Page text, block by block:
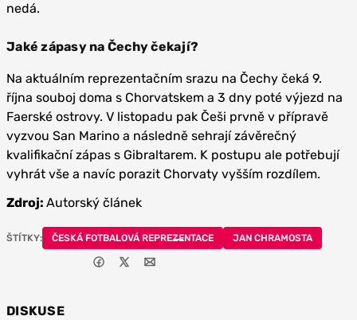
nedá.
Jaké zápasy na Čechy čekají?
Na aktuálním reprezentačním srazu na Čechy čeká 9.
října souboj doma s Chorvatskem a 3 dny poté výjezd na
Faerské ostrovy. V listopadu pak Češi prvně v přípravě
vyzvou San Marino a následně sehrají závěrečný
kvalifikační zápas s Gibraltarem. K postupu ale potřebují
vyhrát vše a navíc porazit Chorvaty vyšším rozdílem.
Zdroj: Autorský článek
ŠTÍTKY: ČESKÁ FOTBALOVÁ REPREZENTACE JAN CHRAMOSTA
DISKUSE